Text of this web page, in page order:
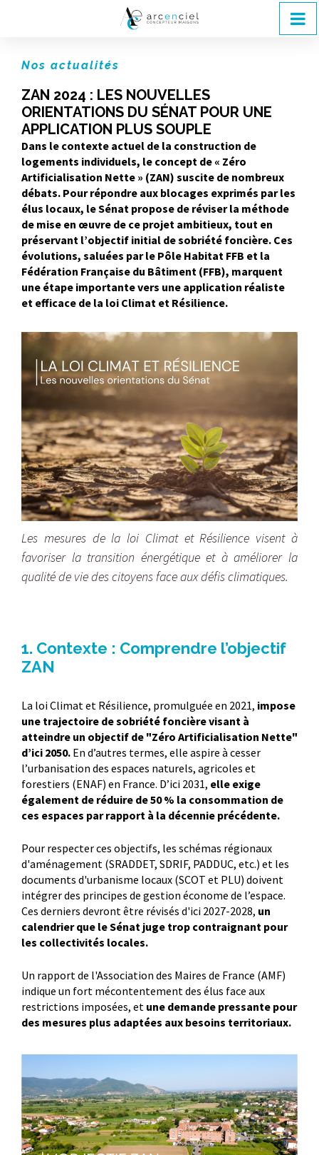
Nos actualités
ZAN 2024 : LES NOUVELLES
ORIENTATIONS DU SÉNAT POUR UNE
APPLICATION PLUS SOUPLE
Dans le contexte actuel de la construction de
logements individuels, le concept de « Zéro
Artificialisation Nette » (ZAN) suscite de nombreux
débats. Pour répondre aux blocages exprimés par les
élus locaux, le Sénat propose de réviser la méthode
de mise en œuvre de ce projet ambitieux, tout en
préservant l’objectif initial de sobriété foncière. Ces
évolutions, saluées par le Pôle Habitat FFB et la
Fédération Française du Bâtiment (FFB), marquent
une étape importante vers une application réaliste
et efficace de la loi Climat et Résilience.
Les mesures de la loi Climat et Résilience visent à
favoriser la transition énergétique et à améliorer la
qualité de vie des citoyens face aux défis climatiques.
1. Contexte : Comprendre l’objectif
ZAN
La loi Climat et Résilience, promulguée en 2021, impose
une trajectoire de sobriété foncière visant à
atteindre un objectif de "Zéro Artificialisation Nette"
d’ici 2050. En d’autres termes, elle aspire à cesser
l’urbanisation des espaces naturels, agricoles et
forestiers (ENAF) en France. D’ici 2031, elle exige
également de réduire de 50 % la consommation de
ces espaces par rapport à la décennie précédente.
Pour respecter ces objectifs, les schémas régionaux
d'aménagement (SRADDET, SDRIF, PADDUC, etc.) et les
documents d'urbanisme locaux (SCOT et PLU) doivent
intégrer des principes de gestion économe de l’espace.
Ces derniers devront être révisés d'ici 2027-2028, un
calendrier que le Sénat juge trop contraignant pour
les collectivités locales.
Un rapport de l'Association des Maires de France (AMF)
indique un fort mécontentement des élus face aux
restrictions imposées, et une demande pressante pour
des mesures plus adaptées aux besoins territoriaux.